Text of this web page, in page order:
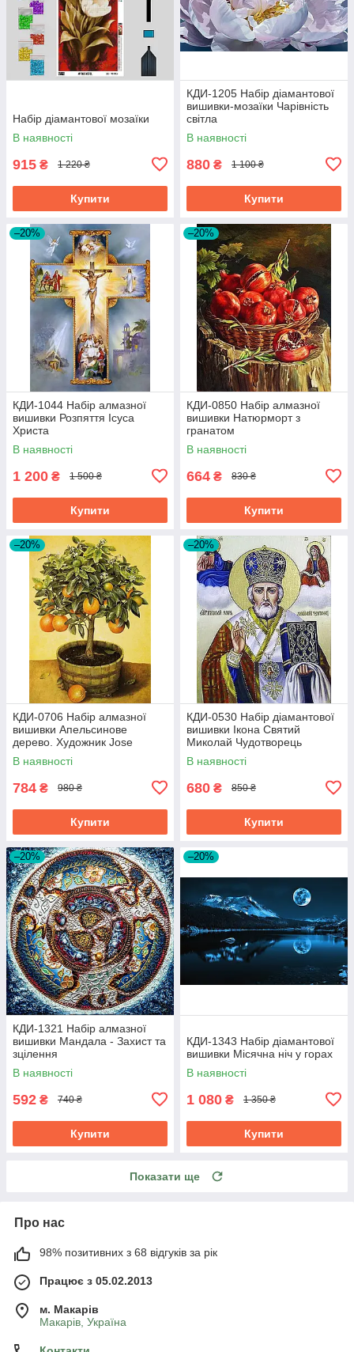
Набір діамантової мозаїки
В наявності
915 ₴ 1 220 ₴
Купити
КДИ-1205 Набір діамантової
вишивки-мозаїки Чарівність
світла
В наявності
880 ₴ 1 100 ₴
Купити
–20%
КДИ-1044 Набір алмазної
вишивки Розпяття Ісуса
Христа
В наявності
1 200 ₴ 1 500 ₴
Купити
–20%
КДИ-0850 Набір алмазної
вишивки Натюрморт з
гранатом
В наявності
664 ₴ 830 ₴
Купити
–20%
КДИ-0706 Набір алмазної
вишивки Апельсинове
дерево. Художник Jоse
Escofet
В наявності
784 ₴ 980 ₴
Купити
–20%
КДИ-0530 Набір діамантової
вишивки Ікона Святий
Миколай Чудотворець
В наявності
680 ₴ 850 ₴
Купити
–20%
КДИ-1321 Набір алмазної
вишивки Мандала - Захист та
зцілення
В наявності
592 ₴ 740 ₴
Купити
–20%
КДИ-1343 Набір діамантової
вишивки Місячна ніч у горах
В наявності
1 080 ₴ 1 350 ₴
Купити
Показати ще
Про нас
98% позитивних з 68 відгуків за рік
Працює з 05.02.2013
м. Mакарів
Mакарів, Україна